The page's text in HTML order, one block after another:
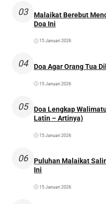
03
Malaikat Berebut
Doa Ini
15 Januari 2026
04 Doa Agar Orang Tua
15 Januari 2026
05
Doa Lengkap
Latin – Artinya)
15 Januari 2026
06
Puluhan Malaikat
Ini
15 Januari 2026